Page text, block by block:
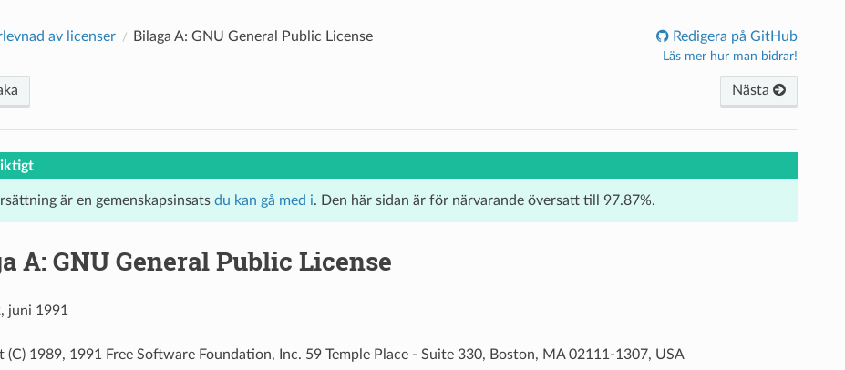
av licenser Bilaga A: GNU General Public License Redigera på GitHub
Läs mer hur man bidrar!
Nästa
är en gemenskapsinsats du kan gå med i. Den här sidan är för närvarande översatt till 97.87%.
A: GNU General Public License
juni 1991
(C) 1989, 1991 Free Software Foundation, Inc. 59 Temple Place - Suite 330, Boston, MA 02111-1307, USA